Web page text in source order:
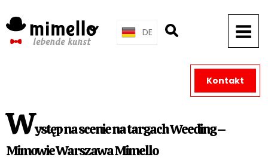
to
content
DE
Występ na scenie na targach Weeding –
Mimowie Warszawa Mimello
Kontakt